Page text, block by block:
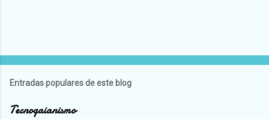
Entradas populares de este blog
Tecnogaianismo